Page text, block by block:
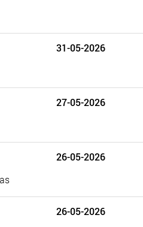
31-05-2026
27-05-2026
26-05-2026
26-05-2026